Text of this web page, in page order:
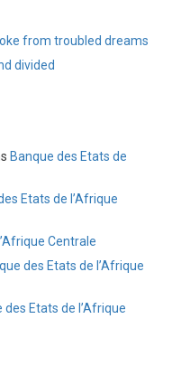
from troubled dreams
divided
Banque des Etats de
Etats de l’Afrique
Centrale
des Etats de l’Afrique
des Etats de l’Afrique